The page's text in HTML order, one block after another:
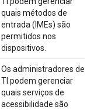
quais métodos de
entrada (IMEs) são
permitidos nos
dispositivos.
Os administradores de
TI podem gerenciar
quais serviços de
acessibilidade são